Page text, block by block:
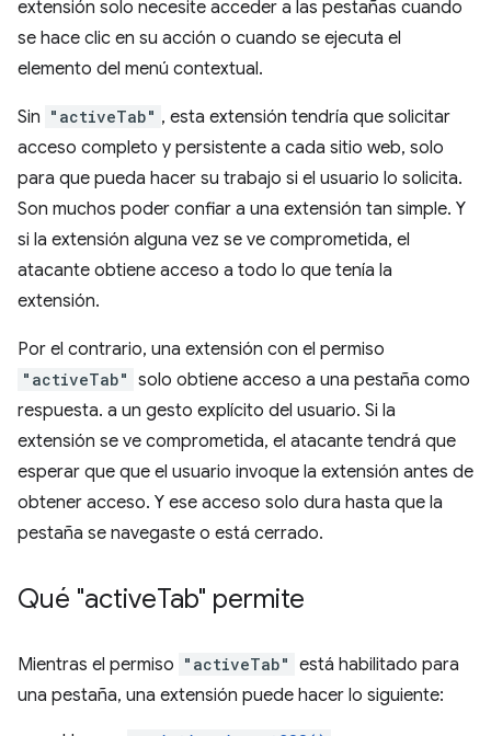
extensión solo necesite acceder a las pestañas cuando
se hace clic en su acción o cuando se ejecuta el
elemento del menú contextual.
Sin "activeTab" , esta extensión tendría que solicitar
acceso completo y persistente a cada sitio web, solo
para que pueda hacer su trabajo si el usuario lo solicita.
Son muchos poder confiar a una extensión tan simple. Y
si la extensión alguna vez se ve comprometida, el
atacante obtiene acceso a todo lo que tenía la
extensión.
Por el contrario, una extensión con el permiso
"activeTab" solo obtiene acceso a una pestaña como
respuesta. a un gesto explícito del usuario. Si la
extensión se ve comprometida, el atacante tendrá que
esperar que que el usuario invoque la extensión antes de
obtener acceso. Y ese acceso solo dura hasta que la
pestaña se navegaste o está cerrado.
Qué "activeTab" permite
Mientras el permiso "activeTab" está habilitado para
una pestaña, una extensión puede hacer lo siguiente: